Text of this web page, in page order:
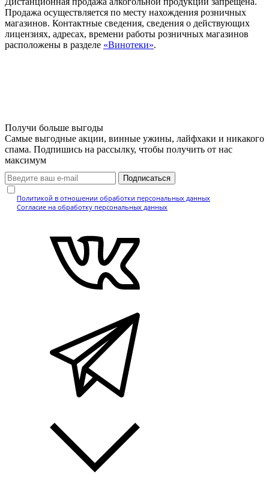
Продажа осуществляется по месту нахождения розничных
магазинов. Контактные сведения, сведения о действующих
лицензиях, адресах, времени работы розничных магазинов
расположены в разделе «Винотеки».
Получи больше выгоды
Самые выгодные акции, винные ужины, лайфхаки и никакого
спама. Подпишись на рассылку, чтобы получить от нас
максимум
Подписаться
Политикой в отношении обработки персональных данных
Согласие на обработку персональных данных